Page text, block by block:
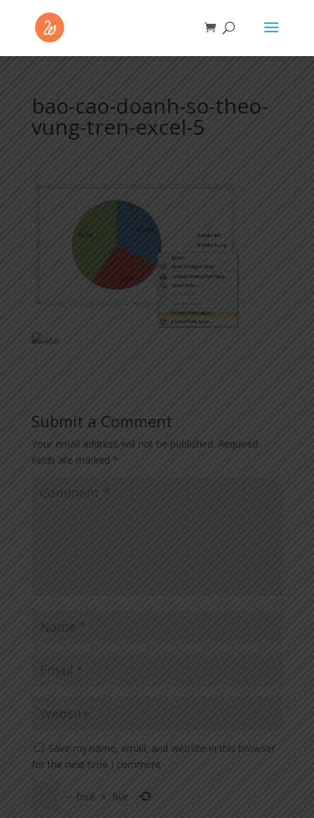
bao-cao-doanh-so-theo-
vung-tren-excel-5
Submit a Comment
Your email address will not be published. Required
fields are marked *
Save my name, email, and website in this browser
for the next time I comment.
− four = five